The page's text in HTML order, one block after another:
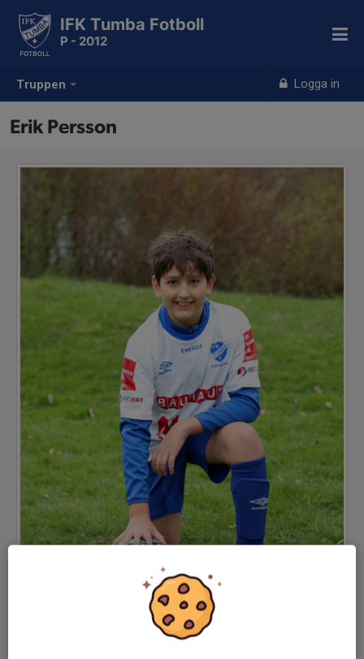
Truppen Logga in
IFK Tumba Fotboll
P - 2012
Erik Persson